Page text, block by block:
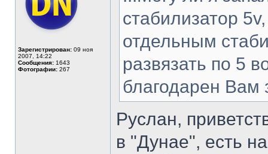
Зарегистрирован: 09 ноя
2007, 14:22
Сообщения: 1643
Фотографии: 267
стабилизатор
отдельным
развязать по 5
благодарен Вам
Руслан,
в "Дунае", есть